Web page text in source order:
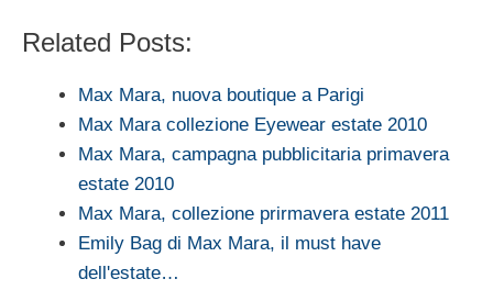
Related Posts:
Max Mara, nuova boutique a Parigi
Max Mara collezione Eyewear estate 2010
Max Mara, campagna pubblicitaria primavera
estate 2010
Max Mara, collezione prirmavera estate 2011
Emily Bag di Max Mara, il must have
dell'estate…